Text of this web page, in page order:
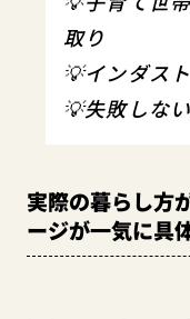
取り
💡インダス
💡失敗しな
実際の暮らし方
ージが一気に具